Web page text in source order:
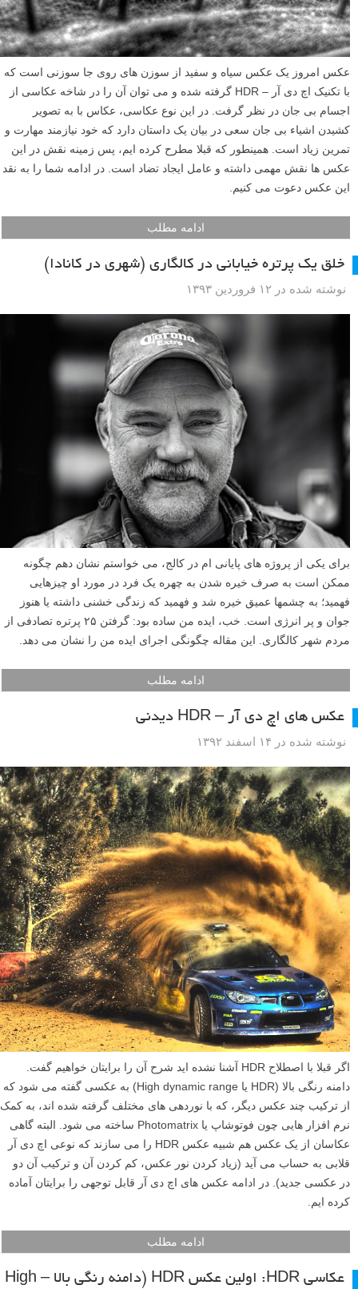
عکس امروز یک عکس سیاه و سفید از سوزن های روی جا سوزنی است که
با تکنیک اچ دی آر – HDR گرفته شده و می توان آن را در شاخه عکاسی از
اجسام بی جان در نظر گرفت. در این نوع عکاسی، عکاس با به تصویر
کشیدن اشیاء بی جان سعی در بیان یک داستان دارد که خود نیازمند مهارت و
تمرین زیاد است. همینطور که قبلا مطرح کرده ایم، پس زمینه نقش در این
عکس ها نقش مهمی داشته و عامل ایجاد تضاد است. در ادامه شما را به نقد
این عکس دعوت می کنیم.
ادامه مطلب
خلق یک پرتره خیابانی در کالگاری (شهری در کانادا)
نوشته شده در ۱۲ فروردین ۱۳۹۳
برای یکی از پروژه های پایانی ام در کالج، می خواستم نشان دهم چگونه
ممکن است به صرف خیره شدن به چهره یک فرد در مورد او چیزهایی
فهمید؛ به چشمها عمیق خیره شد و فهمید که زندگی خشنی داشته یا هنوز
جوان و پر انرژی است. خب، ایده من ساده بود: گرفتن ۲۵ پرتره تصادفی از
مردم شهر کالگاری. این مقاله چگونگی اجرای ایده من را نشان می دهد.
ادامه مطلب
عکس های اچ دی آر – HDR دیدنی
نوشته شده در ۱۴ اسفند ۱۳۹۲
اگر قبلا با اصطلاح HDR آشنا نشده اید شرح آن را برایتان خواهیم گفت.
دامنه رنگی بالا (HDR یا High dynamic range) به عکسی گفته می شود که
از ترکیب چند عکس دیگر، که با نوردهی های مختلف گرفته شده اند، به کمک
نرم افزار هایی چون فوتوشاپ یا Photomatrix ساخته می شود. البته گاهی
عکاسان از یک عکس هم شبیه عکس HDR را می سازند که نوعی اچ دی آر
قلابی به حساب می آید (زیاد کردن نور عکس، کم کردن آن و ترکیب آن دو
در عکسی جدید). در ادامه عکس های اچ دی آر قابل توجهی را برایتان آماده
کرده ایم.
ادامه مطلب
عکاسی HDR: اولین عکس HDR (دامنه رنگی بالا – High